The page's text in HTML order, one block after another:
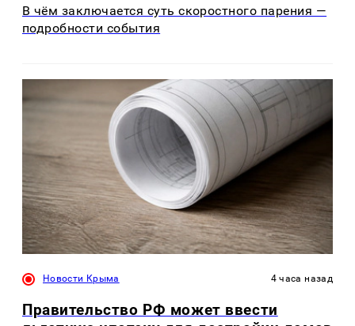
В чём заключается суть скоростного парения —
подробности события
Новости Крыма 4 часа назад
Правительство РФ может ввести